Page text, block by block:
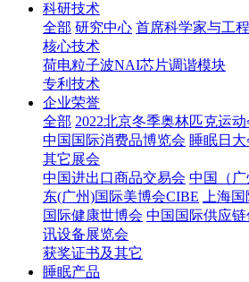
科研技术
全部 研究中心 首席科学家与工
核心技术
荷电粒子波NAI芯片调谐模块
专利技术
企业荣誉
全部 2022北京冬季奥林匹克运动
中国国际消费品博览会 睡眠日大
其它展会
中国进出口商品交易会 中国（
东(广州)国际美博会CIBE
上海
国际健康世博会 中国国际供应
讯设备展览会
获奖证书及其它
睡眠产品